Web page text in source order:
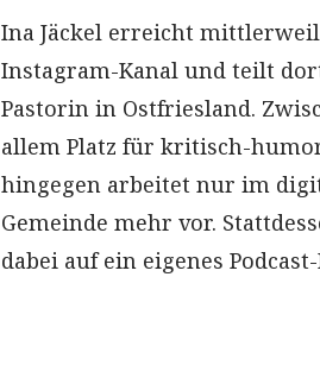
Ina Jäckel erreicht
Instagram-Kanal und teilt
Pastorin in Ostfriesland.
allem Platz für kritisch-
hingegen arbeitet nur im
Gemeinde mehr vor.
dabei auf ein eigenes